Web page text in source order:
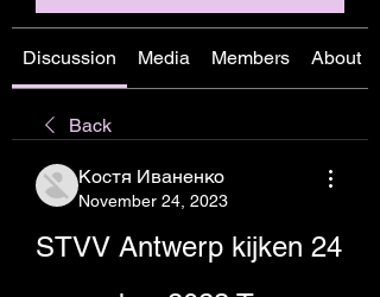
Discussion Media Members About
Back
Костя Иваненко
November 24, 2023
STVV Antwerp kijken 24